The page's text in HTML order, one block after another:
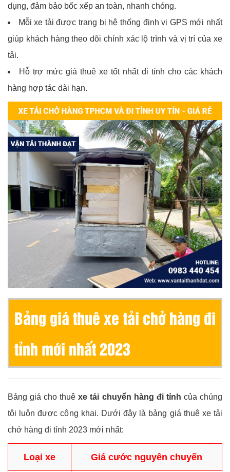
dụng, đảm bảo bốc xếp an toàn, nhanh chóng.
Mỗi xe tải được trang bị hệ thống định vị GPS mới nhất
giúp khách hàng theo dõi chính xác lộ trình và vị trí của xe
tải.
Hỗ trợ mức giá thuê xe tốt nhất đi tỉnh cho các khách
hàng hợp tác dài hạn.
Bảng giá thuê xe tải chở hàng đi
tỉnh mới nhất 2023
Bảng giá cho thuêxe tải chuyển hàng đi tỉnh của chúng
tôi luôn được công khai. Dưới đây là bảng giá thuê xe tải
chở hàng đi tỉnh 2023 mới nhất:
Loại xe Giá cước nguyên chuyến